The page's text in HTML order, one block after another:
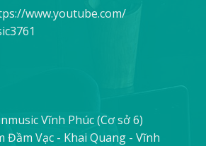
www.youtube.com/
Vĩnh Phúc (Cơ sở 6)
Đầm Vạc - Khai Quang - Vĩnh